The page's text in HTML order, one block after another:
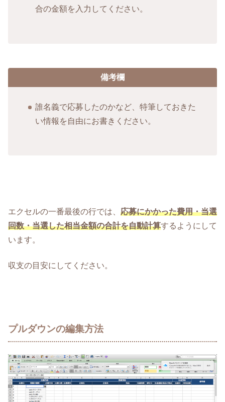
合の金額を入力してください。
備考欄
誰名義で応募したのかなど、特筆しておきた
い情報を自由にお書きください。
エクセルの一番最後の行では、 応募にかかった費用・当選
回数・当選した相当金額の合計を自動計算するようにして
います。
収支の目安にしてください。
プルダウンの編集方法